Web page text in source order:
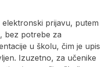
prijavu, putem
bez potrebe za
u školu, čim je upis
Izuzetno, za učenike